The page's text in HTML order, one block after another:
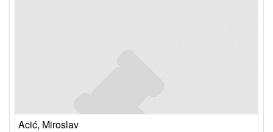
Acić, Miroslav